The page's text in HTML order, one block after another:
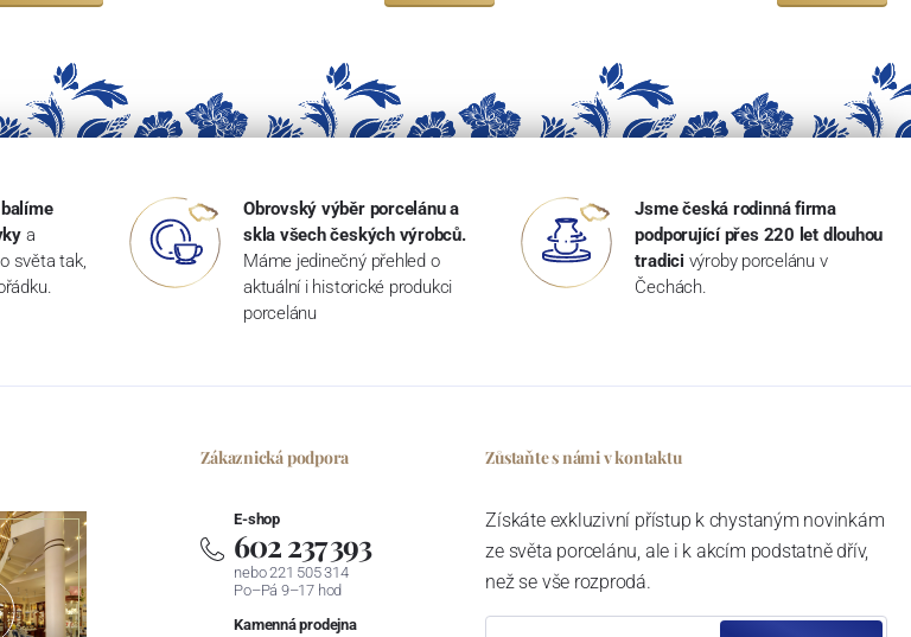
a
světa tak,
Obrovský výběr porcelánu a
skla všech českých výrobců.
Máme jedinečný přehled o
aktuální i historické produkci
porcelánu
Jsme česká rodinná firma
podporující přes 220 let dlouhou
tradici výroby porcelánu v
Čechách.
Zákaznická podpora
E-shop
602 237 393
nebo 221 505 314
Po–Pá 9–17 hod
Kamenná prodejna
Zůstaňte s námi v kontaktu
Získáte exkluzivní přístup k chystaným novinkám
ze světa porcelánu, ale i k akcím podstatně dřív,
než se vše rozprodá.